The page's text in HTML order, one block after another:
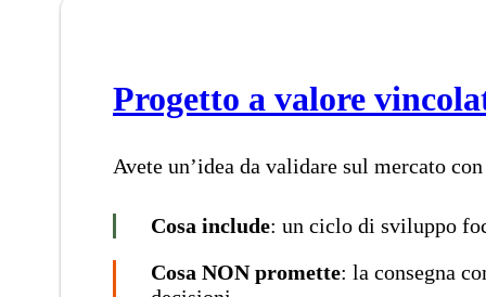
Progetto a valore
Avete un’idea da validare sul mercato
Cosa include: un ciclo di sviluppo
Cosa NON promette: la consegna